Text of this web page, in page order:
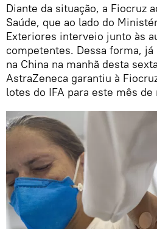
Diante da situação, a Fiocruz
Saúde, que ao lado do
Exteriores interveio junto às
competentes. Dessa forma,
na China na manhã desta
AstraZeneca garantiu à
lotes do IFA para este mês de